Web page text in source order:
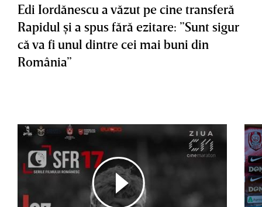
Edi Iordănescu a văzut pe cine transferă
Rapidul şi a spus fără ezitare: ”Sunt sigur
că va fi unul dintre cei mai buni din
România”